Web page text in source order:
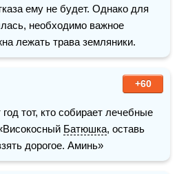
ему не будет. Однако для
необходимо важное
лежать трава земляники.
+60
тот, кто собирает лечебные
Батюшка, оставь
дорогое. Аминь»